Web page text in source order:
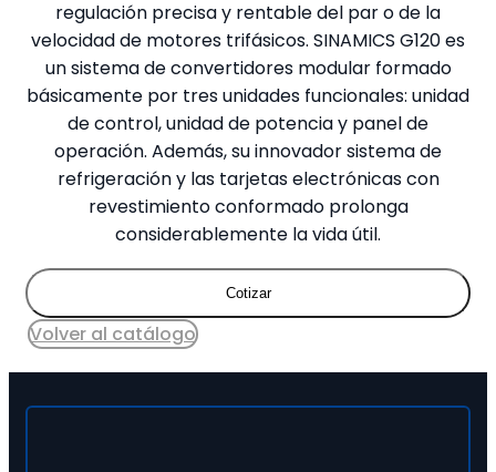
regulación precisa y rentable del par o de la
velocidad de motores trifásicos. SINAMICS G120 es
un sistema de convertidores modular formado
básicamente por tres unidades funcionales: unidad
de control, unidad de potencia y panel de
operación. Además, su innovador sistema de
refrigeración y las tarjetas electrónicas con
revestimiento conformado prolonga
considerablemente la vida útil.
Cotizar
Volver al catálogo